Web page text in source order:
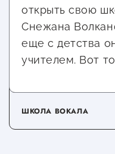
открыть свою
Снежана
еще с детства
учителем. Вот
ШКОЛА ВОКАЛА